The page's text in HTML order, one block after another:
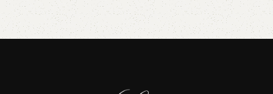
Read More